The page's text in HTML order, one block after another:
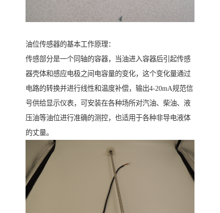
油位传感器的基本工作原理：
传感部分是一个同轴的容器，当油进入容器后引起传感
器壳体和感应电极之间电容量的变化，这个变化量通过
电路的转换并进行线性和温度补偿，输出4-20mA规范信
号供给显示仪表，可安装在各种场所对汽油、柴油、液
压油等油位进行准确的测控，也适用于各种非导电液体
的丈量。